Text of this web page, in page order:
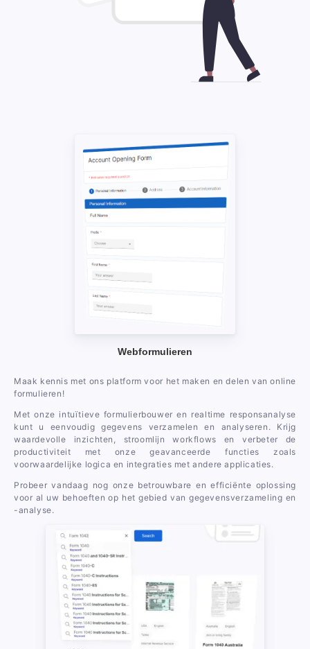
Webformulieren
Maak kennis met ons platform voor het maken en delen van online
formulieren!
Met onze intuïtieve formulierbouwer en realtime responsanalyse
kunt u eenvoudig gegevens verzamelen en analyseren. Krijg
waardevolle inzichten, stroomlijn workflows en verbeter de
productiviteit met onze geavanceerde functies zoals
voorwaardelijke logica en integraties met andere applicaties.
Probeer vandaag nog onze betrouwbare en efficiënte oplossing
voor al uw behoeften op het gebied van gegevensverzameling en
-analyse.